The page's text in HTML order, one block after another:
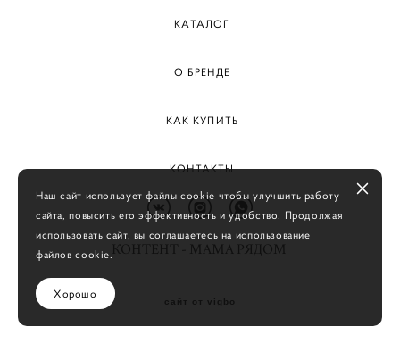
КАТАЛОГ
О БРЕНДЕ
КАК КУПИТЬ
КОНТАКТЫ
КОНТЕНТ - МАМА РЯДОМ
сайт от vigbo
Наш сайт использует файлы cookie чтобы улучшить работу
сайта, повысить его эффективность и удобство. Продолжая
использовать сайт, вы соглашаетесь на использование
файлов cookie.
Хорошо